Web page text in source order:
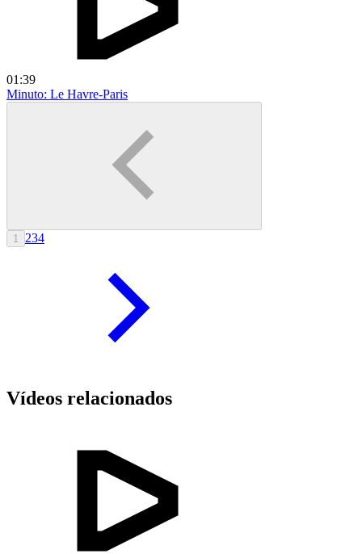
01:39
Minuto: Le Havre-Paris
1 234
Vídeos relacionados